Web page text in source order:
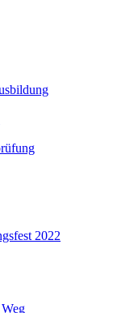
2022